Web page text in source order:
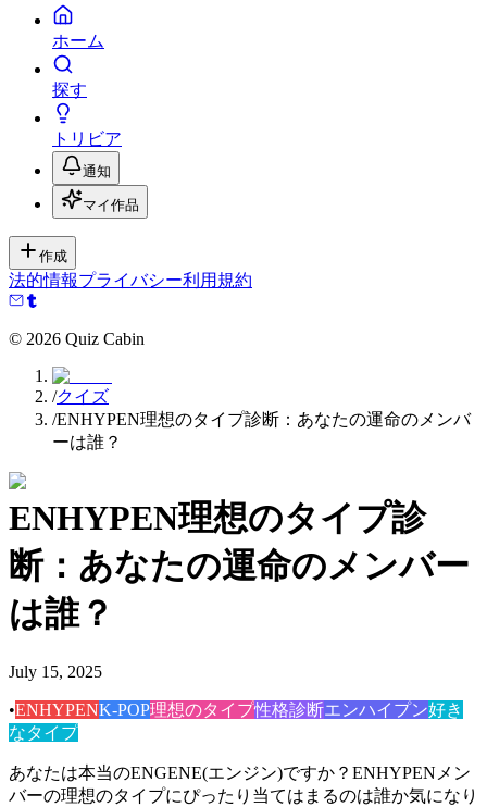
ホーム
探す
トリビア
通知
マイ作品
作成
法的情報プライバシー利用規約
© 2026 Quiz Cabin
/クイズ
/ENHYPEN理想のタイプ診断：あなたの運命のメンバ
ーは誰？
ENHYPEN理想のタイプ診
断：あなたの運命のメンバー
は誰？
July 15, 2025
•ENHYPENK-POP理想のタイプ性格診断エンハイプン好き
なタイプ
あなたは本当のENGENE(エンジン)ですか？ENHYPENメン
バーの理想のタイプにぴったり当てはまるのは誰か気になり